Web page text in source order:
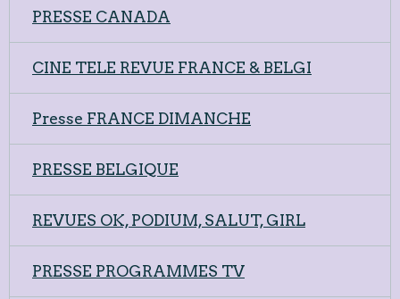
PRESSE CANADA
CINE TELE REVUE FRANCE & BELGI
Presse FRANCE DIMANCHE
PRESSE BELGIQUE
REVUES OK, PODIUM, SALUT, GIRL
PRESSE PROGRAMMES TV